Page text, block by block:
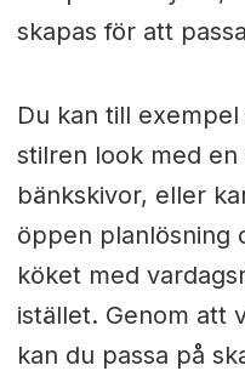
skapas för att
Du kan till
stilren look med
bänkskivor, eller
öppen planlösning
köket med
istället. Genom att
kan du passa på